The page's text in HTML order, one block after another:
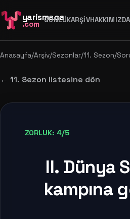
yarismaca
.com GÜNLÜKARŞIVHAKKIMIZDA
Anasayfa/Arşiv/Sezonlar/11. Sezon/
← 11. Sezon listesine dön
ZORLUK: 4/5
II. Dünya
kampına